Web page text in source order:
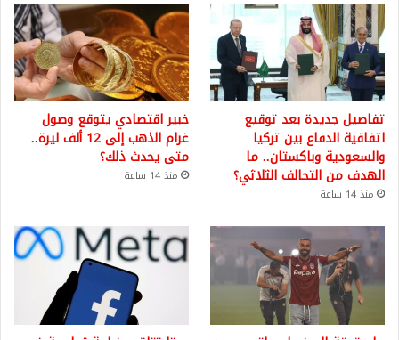
تفاصيل جديدة بعد توقيع
اتفاقية الدفاع بين تركيا
والسعودية وباكستان.. ما
الهدف من التحالف الثلاثي؟
منذ 14 ساعة
خبير اقتصادي يتوقع وصول
غرام الذهب إلى 12 ألف ليرة..
متى يحدث ذلك؟
منذ 14 ساعة